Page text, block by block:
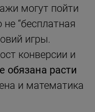
могут пойти
“бесплатная
игры.
конверсии и
обязана расти
и математика